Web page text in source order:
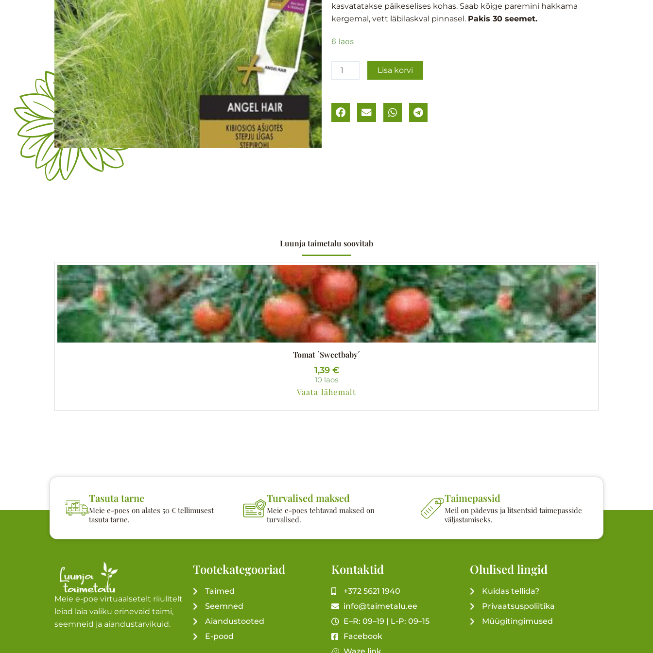
kasvatatakse päikeselises kohas. Saab kõige paremini hakkama
kergemal, vett läbilaskval pinnasel. Pakis 30 seemet.
6 laos
Stepirohi
Hair
´
Lisa korvi
Luunja taimetalu soovitab
Tomat ´Sweetbaby´
1,39 €
10 laos
Vaata lähemalt
Tasuta tarne
Meie e-poes on alates 50 € tellimusest
tasuta tarne.
Turvalised maksed
Meie e-poes tehtavad maksed on
turvalised.
Taimepassid
Meil on pädevus ja litsentsid taimepasside
väljastamiseks.
Meie e-poe virtuaalsetelt riiulitelt
leiad laia valiku erinevaid taimi,
seemneid ja aiandustarvikuid.
Tootekategooriad
Taimed
Seemned
Aiandustooted
E-pood
Kontaktid
+372 5621 1940
info@taimetalu.ee
E–R: 09–19 | L-P: 09–15
Facebook
Olulised lingid
Kuidas tellida?
Privaatsuspoliitika
Müügitingimused